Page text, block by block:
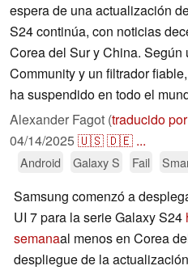
espera de una actualización
S24 continúa, con noticias
Corea del Sur y China. Según
Community y un filtrador
ha suspendido en todo el
Alexander Fagot (traducido por
04/14/2025🇺🇸🇩🇪 ...
Android Galaxy S Fail
Samsung comenzó a
UI 7 para la serie Galaxy S24
semanaal menos en Corea
despliegue de la